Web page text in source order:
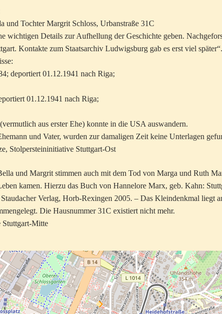
Tochter Margrit Schloss, Urbanstraße 31C
wichtigen Details zur Aufhellung der Geschichte geben.
Kontakte zum Staatsarchiv Ludwigsburg gab es erst viel später“.
deportiert 01.12.1941 nach Riga;
01.12.1941 nach Riga;
aus erster Ehe) konnte in die USA auswandern.
und Vater, wurden zur damaligen Zeit keine Unterlagen
Stolpersteininitiative Stuttgart-Ost
und Margrit stimmen auch mit dem Tod von Marga und Ruth
kamen. Hierzu das Buch von Hannelore Marx, geb. Kahn:
Verlag, Horb-Rexingen 2005. – Das Kleindenkmal liegt
Die Hausnummer 31C existiert nicht mehr.
Stuttgart-Mitte